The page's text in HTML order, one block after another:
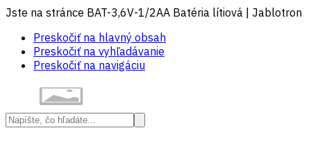
Jste na stránce BAT-3,6V-1/2AA Batéria lítiová | Jablotron
Preskočiť na hlavný obsah
Preskočiť na vyhľadávanie
Preskočiť na navigáciu